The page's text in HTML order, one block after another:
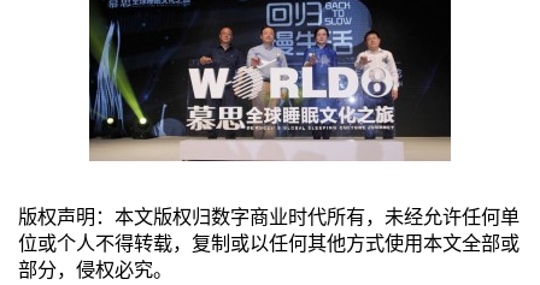
版权声明：本文版权归数字商业时代所有，未经允许任何单
位或个人不得转载，复制或以任何其他方式使用本文全部或
部分，侵权必究。